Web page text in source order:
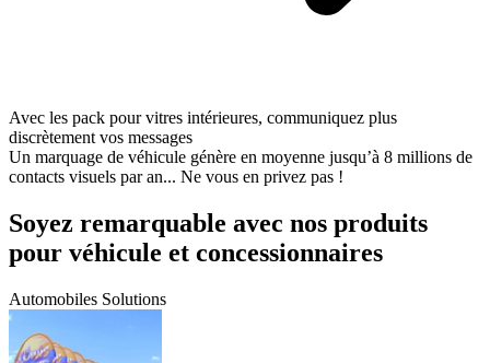
Avec les pack pour vitres intérieures, communiquez plus
discrètement vos messages
Un marquage de véhicule génère en moyenne jusqu’à 8 millions de
contacts visuels par an... Ne vous en privez pas !
Soyez remarquable avec nos produits
pour véhicule et concessionnaires
Automobiles Solutions